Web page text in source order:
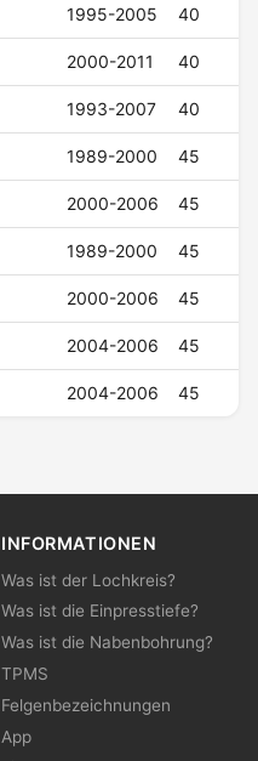
1995-2005 40
2000-2011 40
1993-2007 40
1989-2000 45
2000-2006 45
1989-2000 45
2000-2006 45
2004-2006 45
2004-2006 45
INFORMATIONEN
Was ist der Lochkreis?
Was ist die Einpresstiefe?
Was ist die Nabenbohrung?
TPMS
Felgenbezeichnungen
App